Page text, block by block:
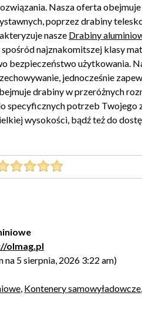
Nasza oferta
poprzez drabiny
nasze Drabiny
najznakomitszej klasy
bezpieczeństwo użytkowania.
jednocześnie
drabiny w przeróżnych
specyficznych potrzeb Twojego
wysokości, bądź też do
olmag.pl
na 5 sierpnia, 2026 3:22 am)
, Kontenery samowyładowcze,